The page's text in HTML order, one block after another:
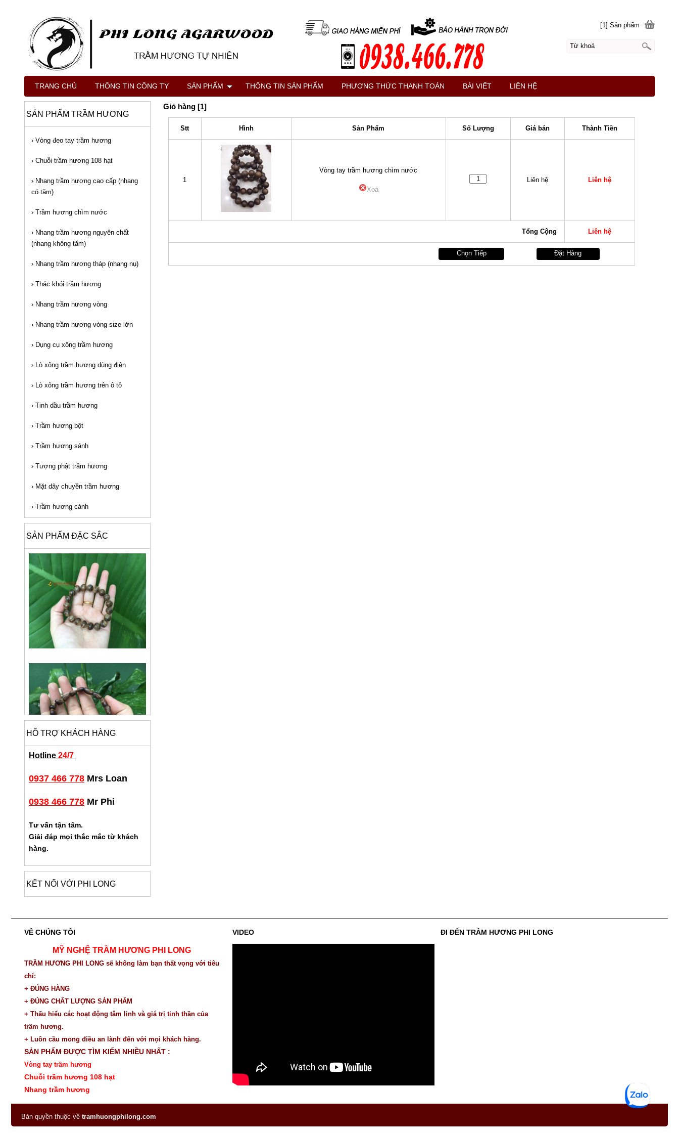
Giỏ hàng [1]
Stt Hình Sản Phẩm Số Lượng Giá bán Thành Tiền
1
Vòng tay trầm hương chìm nước
Xoá
Liên hệ Liên hệ
Tổng Cộng Liên hệ
Đặt Hàng
Chọn Tiếp
SẢN PHẨM TRẦM HƯƠNG
› Vòng đeo tay trầm hương
› Chuỗi trầm hương 108 hạt
› Nhang trầm hương cao cấp (nhang
có tăm)
› Trầm hương chìm nước
› Nhang trầm hương nguyên chất
(nhang không tăm)
› Nhang trầm hương tháp (nhang nụ)
› Thác khói trầm hương
› Nhang trầm hương vòng
› Nhang trầm hương vòng size lớn
› Dụng cụ xông trầm hương
› Lò xông trầm hương dùng điện
› Lò xông trầm hương trên ô tô
› Tinh dầu trầm hương
› Trầm hương bột
› Trầm hương sánh
› Tượng phật trầm hương
› Mặt dây chuyền trầm hương
› Trầm hương cảnh
SẢN PHẨM ĐẶC SẮC
HỖ TRỢ KHÁCH HÀNG
Hotline 24/7
0937 466 778 Mrs Loan
0938 466 778 Mr Phi
Tư vấn tận tâm.
Giải đáp mọi thắc mắc từ khách
hàng.
KẾT NỐI VỚI PHI LONG
[1] Sản phẩm
TRANG CHỦ THÔNG TIN CÔNG TY SẢN PHẨM THÔNG TIN SẢN PHẨM PHƯƠNG THỨC THANH TOÁN BÀI VIẾT LIÊN HỆ
VỀ CHÚNG TÔI
MỸ NGHỆ TRẦM HƯƠNG PHI LONG
TRẦM HƯƠNG PHI LONG sẽ không làm bạn thất vọng với tiêu
chí:
+ ĐÚNG HÀNG
+ ĐÚNG CHẤT LƯỢNG SẢN PHẨM
+ Thấu hiểu các hoạt động tâm linh và giá trị tinh thần của
trầm hương.
+ Luôn cầu mong điều an lành đến với mọi khách hàng.
SẢN PHẨM ĐƯỢC TÌM KIẾM NHIỀU NHẤT :
Vòng tay trầm hương
Chuỗi trầm hương 108 hạt
Nhang trầm hương
VIDEO ĐI ĐẾN TRẦM HƯƠNG PHI LONG
Bản quyền thuộc về tramhuongphilong.com